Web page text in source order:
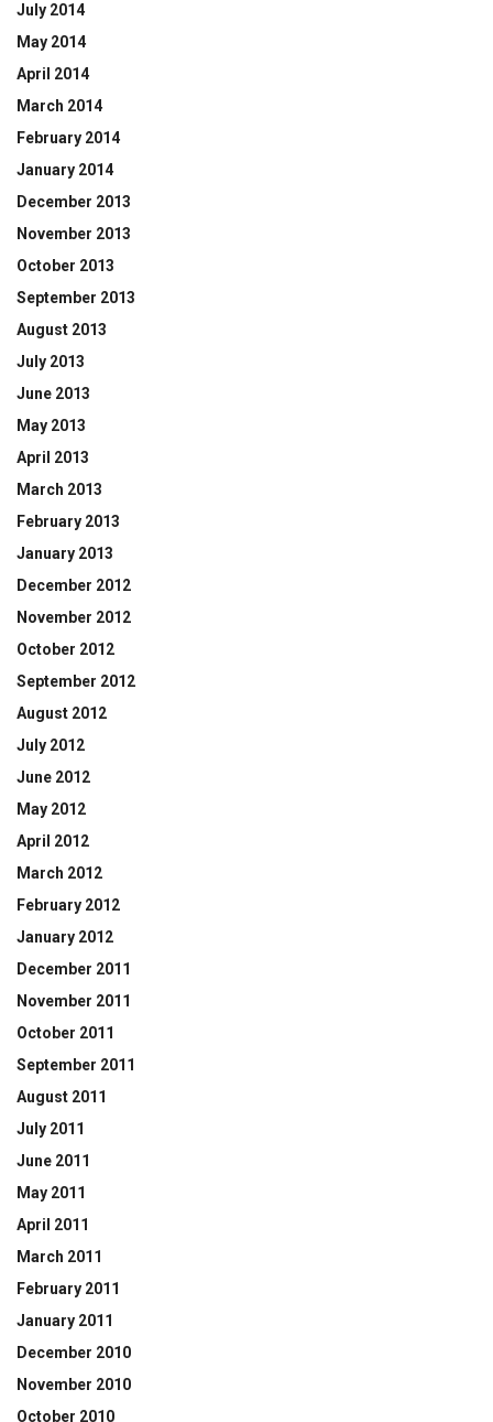
July 2014
May 2014
April 2014
March 2014
February 2014
January 2014
December 2013
November 2013
October 2013
September 2013
August 2013
July 2013
June 2013
May 2013
April 2013
March 2013
February 2013
January 2013
December 2012
November 2012
October 2012
September 2012
August 2012
July 2012
June 2012
May 2012
April 2012
March 2012
February 2012
January 2012
December 2011
November 2011
October 2011
September 2011
August 2011
July 2011
June 2011
May 2011
April 2011
March 2011
February 2011
January 2011
December 2010
November 2010
October 2010